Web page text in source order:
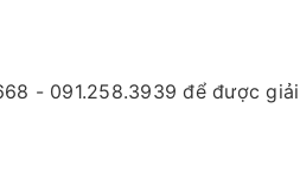
- 091.258.3939 để được